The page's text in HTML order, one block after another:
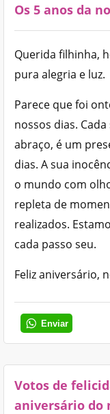
Os 5 anos da
Querida filhinha,
pura alegria e luz.
Parece que foi
nossos dias.
abraço, é um
dias. A sua
o mundo com
repleta de
realizados.
cada passo seu.
Feliz aniversário,
Enviar
Votos de
aniversário do